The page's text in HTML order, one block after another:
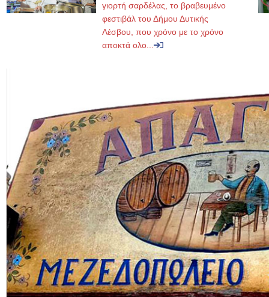
γιορτή σαρδέλας, το βραβευμένο
φεστιβάλ του Δήμου Δυτικής
Λέσβου, που χρόνο με το χρόνο
αποκτά ολο...